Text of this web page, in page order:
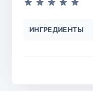
ИНГРЕДИЕНТЫ